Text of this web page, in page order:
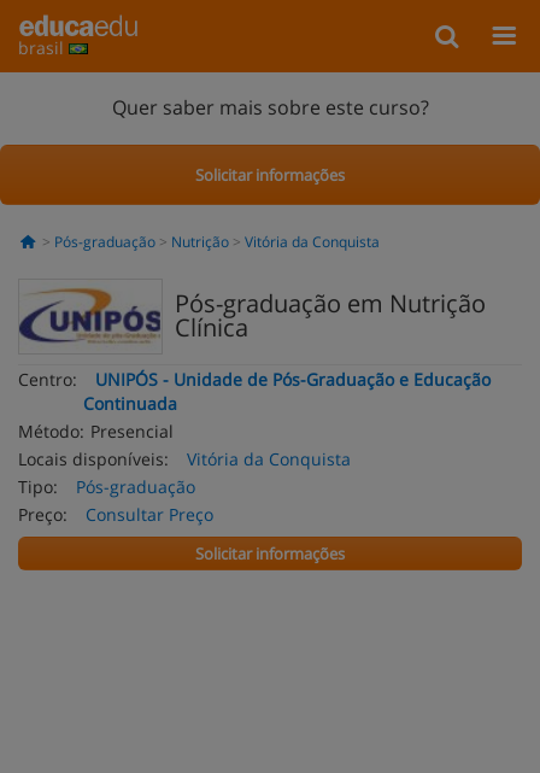
brasil
Quer saber mais sobre este curso?
Solicitar informações
Pós-graduação Nutrição Vitória da Conquista
Pós-graduação em Nutrição
Clínica
Centro:
UNIPÓS - Unidade de Pós-Graduação e Educação
Continuada
Método: Presencial
Locais disponíveis:
Vitória da Conquista
Tipo:
Pós-graduação
Preço:
Consultar Preço
Solicitar informações